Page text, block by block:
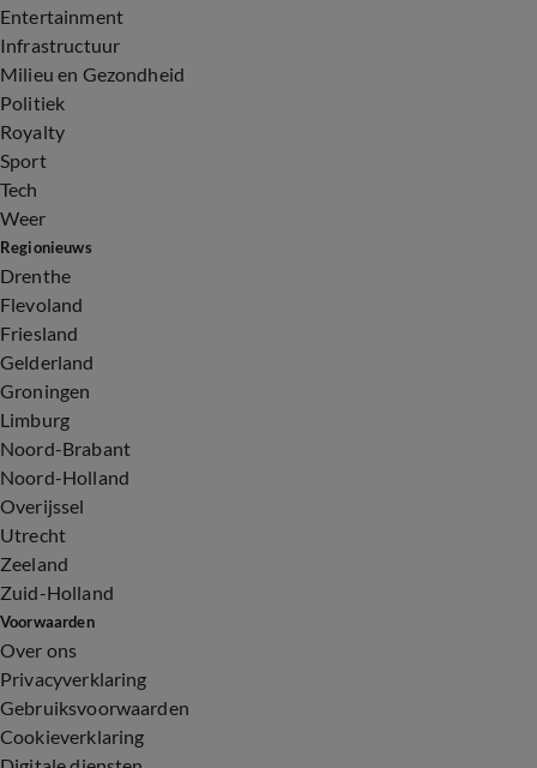
Entertainment
Infrastructuur
Milieu en Gezondheid
Politiek
Royalty
Sport
Tech
Weer
Regionieuws
Drenthe
Flevoland
Friesland
Gelderland
Groningen
Limburg
Noord-Brabant
Noord-Holland
Overijssel
Utrecht
Zeeland
Zuid-Holland
Voorwaarden
Over ons
Privacyverklaring
Gebruiksvoorwaarden
Cookieverklaring